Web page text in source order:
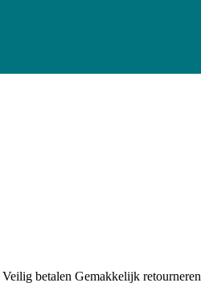
Veilig betalen Gemakkelijk retourneren